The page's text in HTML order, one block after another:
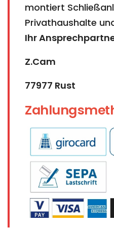
montiert
Privathaushalte
Ihr
Z.Cam
77977 Rust